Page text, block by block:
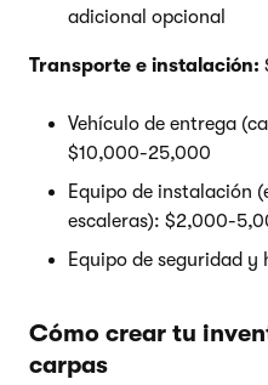
adicional opcional
Transporte e instalación:
Vehículo de entrega
$10,000-25,000
Equipo de instalación
escaleras): $2,000-
Equipo de seguridad
Cómo crear tu
carpas